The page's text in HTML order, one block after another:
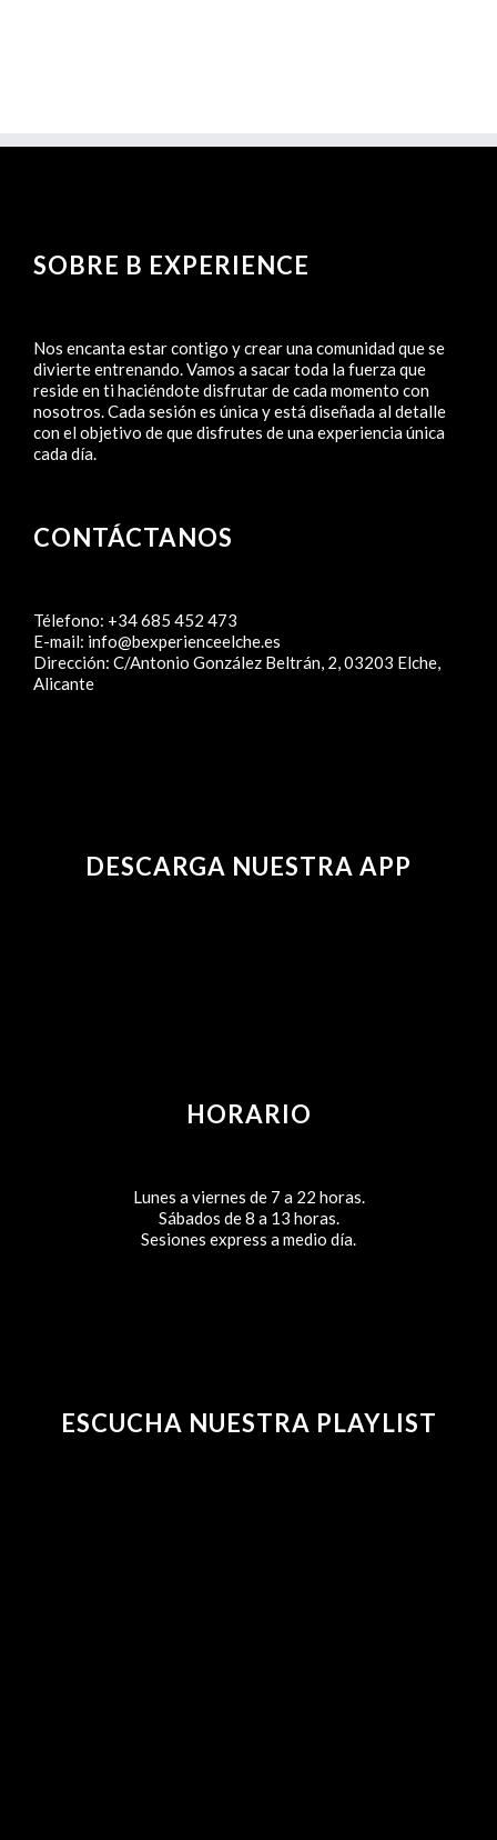
SOBRE B EXPERIENCE
Nos encanta estar contigo y crear una comunidad que se
divierte entrenando. Vamos a sacar toda la fuerza que
reside en ti haciéndote disfrutar de cada momento con
nosotros. Cada sesión es única y está diseñada al detalle
con el objetivo de que disfrutes de una experiencia única
cada día.
CONTÁCTANOS
Télefono: +34 685 452 473
E-mail: info@bexperienceelche.es
Dirección: C/Antonio González Beltrán, 2, 03203 Elche,
Alicante
DESCARGA NUESTRA APP
HORARIO
Lunes a viernes de 7 a 22 horas.
Sábados de 8 a 13 horas.
Sesiones express a medio día.
ESCUCHA NUESTRA PLAYLIST